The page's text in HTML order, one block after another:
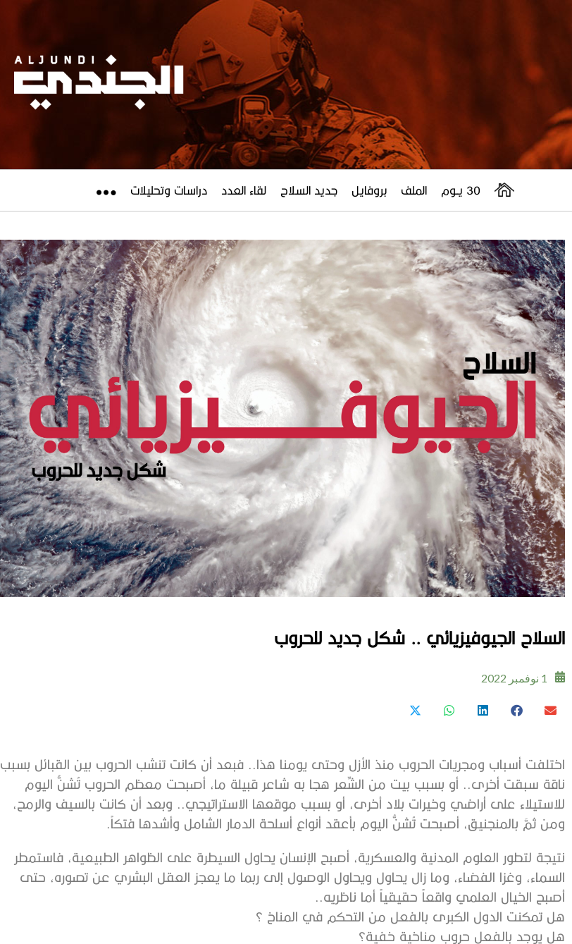
30 يــوم الملف بروفايل جديد السلاح لقاء العدد دراسات وتحليلات
السلاح الجيوفيزيائي .. شكل جديد للحروب
1 نوفمبر 2022
اختلفت أسباب ومجريات الحروب منذ الأزل وحتى يومنا هذا.. فبعد أن كانت تنشب الحروب بين القبائل بسبب
ناقة سبقت أخرى.. أو بسبب بيت من الشِّعر هجا به شاعر قبيلة ما، أصبحت معظم الحروب تُشنُّ اليوم
للاستيلاء على أراضي وخيرات بلاد أخرى، أو بسبب موقعها الاستراتيجي.. وبعد أن كانت بالسيف والرمح،
ومن ثمَّ بالمنجنيق، أصبحت تُشنُّ اليوم بأعقد أنواع أسلحة الدمار الشامل وأشدها فتكاً.
نتيجة لتطور العلوم المدنية والعسكرية، أصبح الإنسان يحاول السيطرة على الظواهر الطبيعية، فاستمطر
السماء، وغزا الفضاء، وما زال يحاول ويحاول الوصول إلى ربما ما يعجز العقل البشري عن تصوره، حتى
أصبح الخيال العلمي واقعاً حقيقياً أما ناظريه..
هل تمكنت الدول الكبرى بالفعل من التحكم في المناخ ؟
هل يوجد بالفعل حروب مناخية خفية؟